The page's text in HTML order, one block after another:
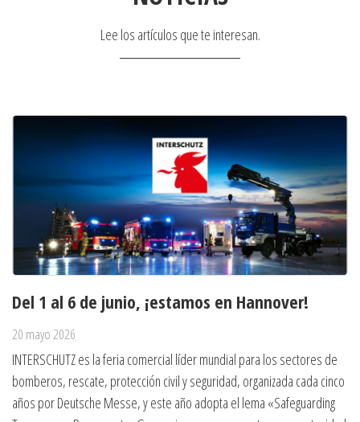
Lee los artículos que te interesan.
Del 1 al 6 de junio, ¡estamos en Hannover!
20 mayo 2026
INTERSCHUTZ es la feria comercial líder mundial para los sectores de
bomberos, rescate, protección civil y seguridad, organizada cada cinco
años por Deutsche Messe, y este año adopta el lema «Safeguarding